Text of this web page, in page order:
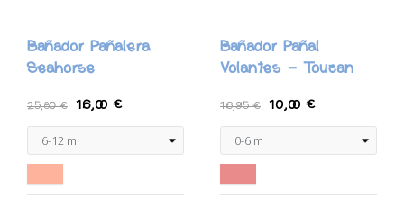
Bañador Pañalera
Seahorse
25,80 € 16,00 €
Bañador Pañal
Volantes - Toucan
16,95 € 10,00 €